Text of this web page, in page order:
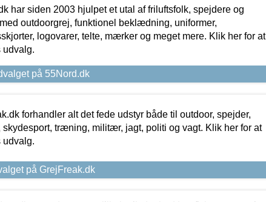
har siden 2003 hjulpet et utal af friluftsfolk, spejdere og
outdoorgrej, funktionel beklædning, uniformer,
logovarer, telte, mærker og meget mere. Klik her for at
udvalg.
på 55Nord.dk
forhandler alt det fede udstyr både til outdoor, spejder,
skydesport, træning, militær, jagt, politi og vagt. Klik her for at
udvalg.
på GrejFreak.dk